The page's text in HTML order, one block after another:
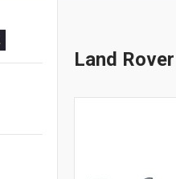
Land Rover